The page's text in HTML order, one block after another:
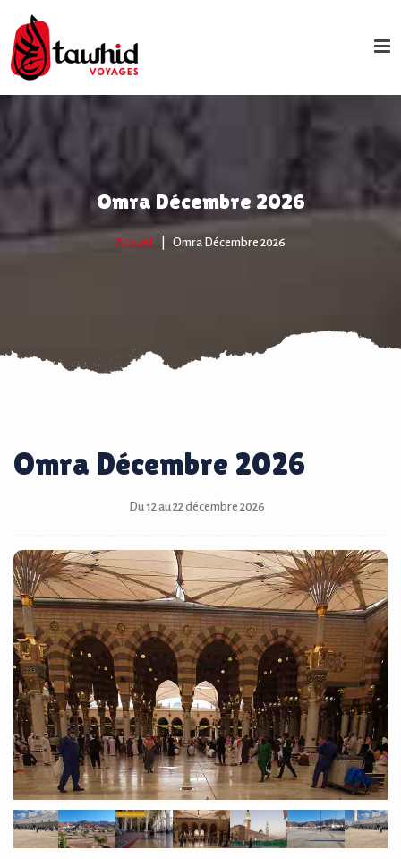
Omra Décembre 2026
Accueil Omra Décembre 2026
Omra Décembre 2026
Du 12 au 22 décembre 2026